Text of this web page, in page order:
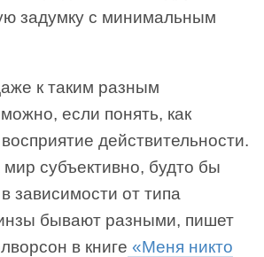
задумку с минимальным
к таким разным
если понять, как
действительности.
субъективно, будто бы
зависимости от типа
бывают разными, пишет
в книге «Меня никто